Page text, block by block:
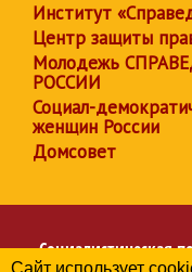
Институт
Центр защиты
Молодежь
РОССИИ
Социал-
женщин России
Домсовет
Социалистическая
Сайт использует